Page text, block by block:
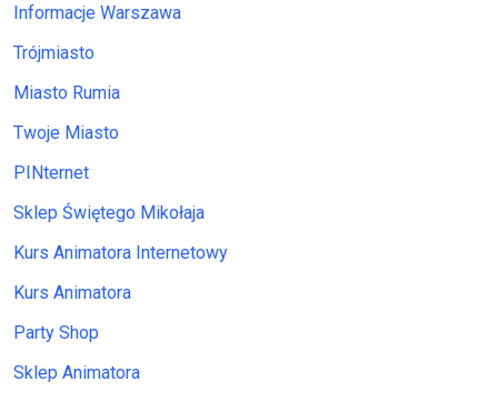
Informacje Warszawa
Trójmiasto
Miasto Rumia
Twoje Miasto
PINternet
Sklep Świętego Mikołaja
Kurs Animatora Internetowy
Kurs Animatora
Party Shop
Sklep Animatora